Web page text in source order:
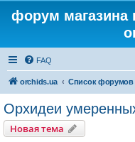
форум магазина
FAQ
orchids.ua Список форумов
Орхидеи
Новая тема